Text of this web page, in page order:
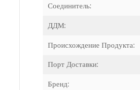
Соединитель:
ДДМ:
Происхождение Продукта:
Порт Доставки:
Бренд: